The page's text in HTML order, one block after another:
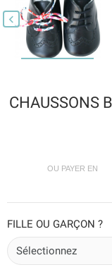

CHAUSSONS
OU PAYER EN
FILLE OU GARÇON ?